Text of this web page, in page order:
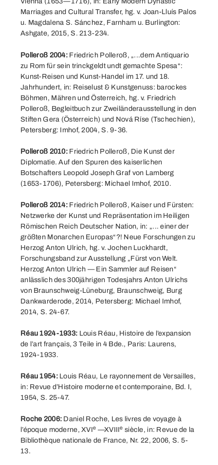
Marriages and Cultural Transfer, hg. v. Joan-Lluís Palos
u. Magdalena S. Sánchez, Farnham u. Burlington:
Ashgate, 2015, S. 213-234.
Polleroß 2004: Friedrich Polleroß, „...dem Antiquario
zu Rom für sein trinckgeldt undt gemachte Spesa“:
Kunst-Reisen und Kunst-Handel im 17. und 18.
Jahrhundert, in: Reiselust & Kunstgenuss: barockes
Böhmen, Mähren und Österreich, hg. v. Friedrich
Polleroß, Begleitbuch zur Zweiländerausstellung in den
Stiften Gera (Österreich) und Nová Ríse (Tschechien),
Petersberg: Imhof, 2004, S. 9-36.
Polleroß 2010: Friedrich Polleroß, Die Kunst der
Diplomatie. Auf den Spuren des kaiserlichen
Botschafters Leopold Joseph Graf von Lamberg
(1653-1706), Petersberg: Michael Imhof, 2010.
Polleroß 2014: Friedrich Polleroß, Kaiser und Fürsten:
Netzwerke der Kunst und Repräsentation im Heiligen
Römischen Reich Deutscher Nation, in: „... einer der
größten Monarchen Europas“?! Neue Forschungen zu
Herzog Anton Ulrich, hg. v. Jochen Luckhardt,
Forschungsband zur Ausstellung „Fürst von Welt.
Herzog Anton Ulrich — Ein Sammler auf Reisen“
anlässlich des 300jährigen Todesjahrs Anton Ulrichs
von Braunschweig-Lüneburg, Braunschweig, Burg
Dankwarderode, 2014, Petersberg: Michael Imhof,
2014, S. 24-67.
Réau 1924-1933: Louis Réau, Histoire de l’expansion
de l’art français, 3 Teile in 4 Bde., Paris: Laurens,
1924-1933.
Réau 1954:Louis Réau, Le rayonnement de Versailles,
in: Revue d’Histoire moderne et contemporaine, Bd. I,
1954, S. 25-47.
Roche 2006: Daniel Roche, Les livres de voyage à
l’époque moderne, XVIe —XVIIIe siècle, in: Revue de la
Bibliothèque nationale de France, Nr. 22, 2006, S. 5-
13.